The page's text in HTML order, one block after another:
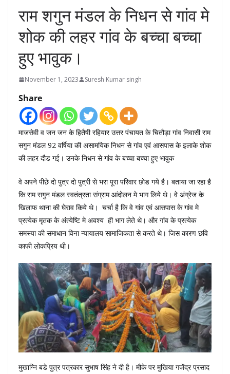
राम शगुन मंडल के निधन से गांव मे
शोक की लहर गांव के बच्चा बच्चा
हुए भावुक।
November 1, 2023 Suresh Kumar singh
Share
माजसेवी व जन जन के हितैषी रहियार उत्तर पंचायत के चितौड़ा गांव निवासी राम
सगुन मंडल 92 वर्षिया की असामयिक निधन से गांव एवं आसपास के इलाके शोक
की लहर दौड गई। उनके निधन से गांव के बच्चा बच्चा हुए भावुक
वे अपने पीछे दो पुत्र दो पुत्री से भरा पूरा परिवार छोड गये है। बताया जा रहा है
कि राम सगुन मंडल स्वतंत्रता संग्राम आंदोलन मे भाग लिये थे। वे अंग्रेज के
खिलाफ थाना की घेराव किये थे। चर्चा है कि वे गांव एवं आसपास के गांव मे
प्रत्येक मृतक के अंत्येष्टि मे अवश्य ही भाग लेते थे। और गांव के प्रत्येक
समस्या की समाधान विना न्यायालय सामाजिकता से करते थे। जिस कारण छवि
काफी लोकप्रिय थी।
मुखाग्नि बडे पुत्र पत्रकार सुभाष सिंह ने दी है। मौके पर मुखिया गजेंद्र प्रसाद